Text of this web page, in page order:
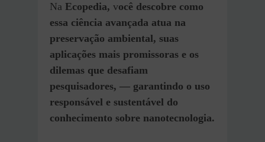
Na Ecopedia, você descobre como
essa ciência avançada atua na
preservação ambiental, suas
aplicações mais promissoras e os
dilemas que desafiam
pesquisadores, — garantindo o uso
responsável e sustentável do
conhecimento sobre nanotecnologia.